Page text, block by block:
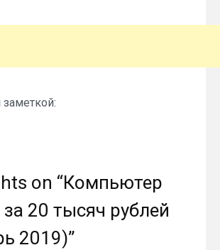
on “Компьютер
20 тысяч рублей
2019)”